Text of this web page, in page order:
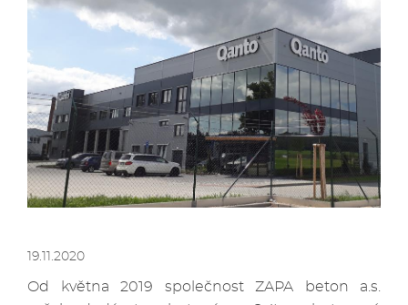
19.11.2020
Od května 2019 společnost ZAPA beton a.s.